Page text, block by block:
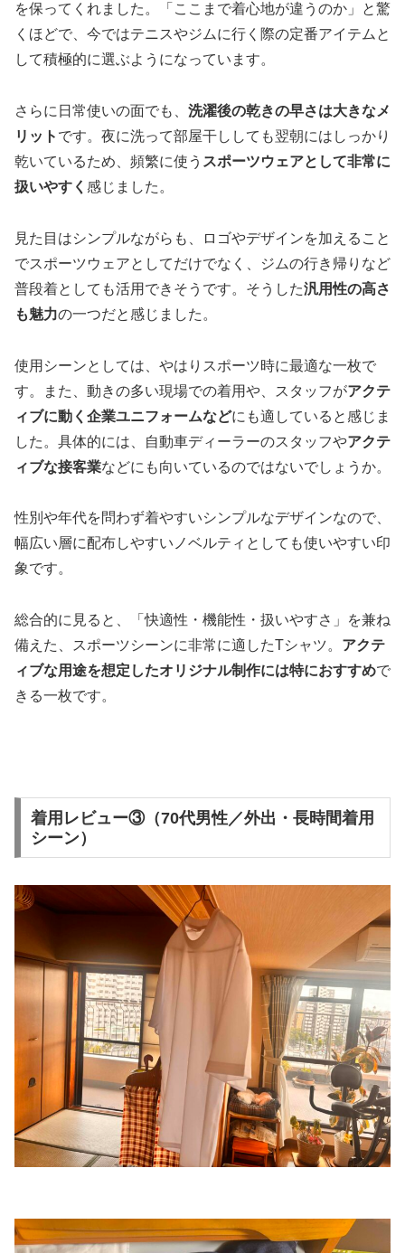
を保ってくれました。「ここまで着心地が違うのか」と驚
くほどで、今ではテニスやジムに行く際の定番アイテムと
して積極的に選ぶようになっています。
さらに日常使いの面でも、 洗濯後の乾きの早さは大きなメ
リット です。夜に洗って部屋干ししても翌朝にはしっかり
乾いているため、頻繁に使う スポーツウェアとして非常に
扱いやすく 感じました。
見た目はシンプルながらも、ロゴやデザインを加えること
でスポーツウェアとしてだけでなく、ジムの行き帰りなど
普段着としても活用できそうです。そうした汎用性の高さ
も魅力の一つだと感じました。
使用シーンとしては、やはりスポーツ時に最適な一枚で
す。また、動きの多い現場での着用や、スタッフがアクテ
ィブに動く企業ユニフォームなどにも適していると感じま
した。具体的には、自動車ディーラーのスタッフやアクテ
ィブな接客業などにも向いているのではないでしょうか。
性別や年代を問わず着やすいシンプルなデザインなので、
幅広い層に配布しやすいノベルティとしても使いやすい印
象です。
総合的に見ると、「快適性・機能性・扱いやすさ」を兼ね
備えた、スポーツシーンに非常に適したTシャツ。 アクテ
ィブな用途を想定したオリジナル制作には特におすすめで
きる一枚です。
着用レビュー③（70代男性／外出・長時間着用
シーン）